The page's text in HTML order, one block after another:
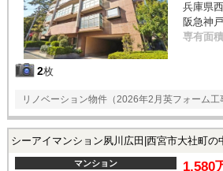
2枚
兵庫県
阪急神
専有面積
リノベーション物件（2026年2月英フォーム工
シーアイマンション夙川広田|西宮市大社町の
マンション 1,580